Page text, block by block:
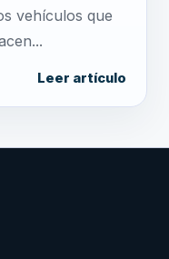
vehículos que
Leer artículo